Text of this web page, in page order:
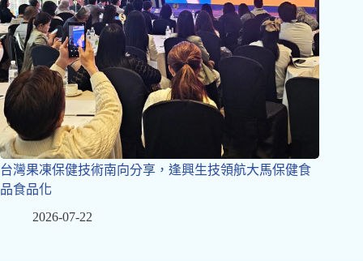
台灣果凍保健技術南向分享，逢興生技領航大馬保健食
品食品化
2026-07-22